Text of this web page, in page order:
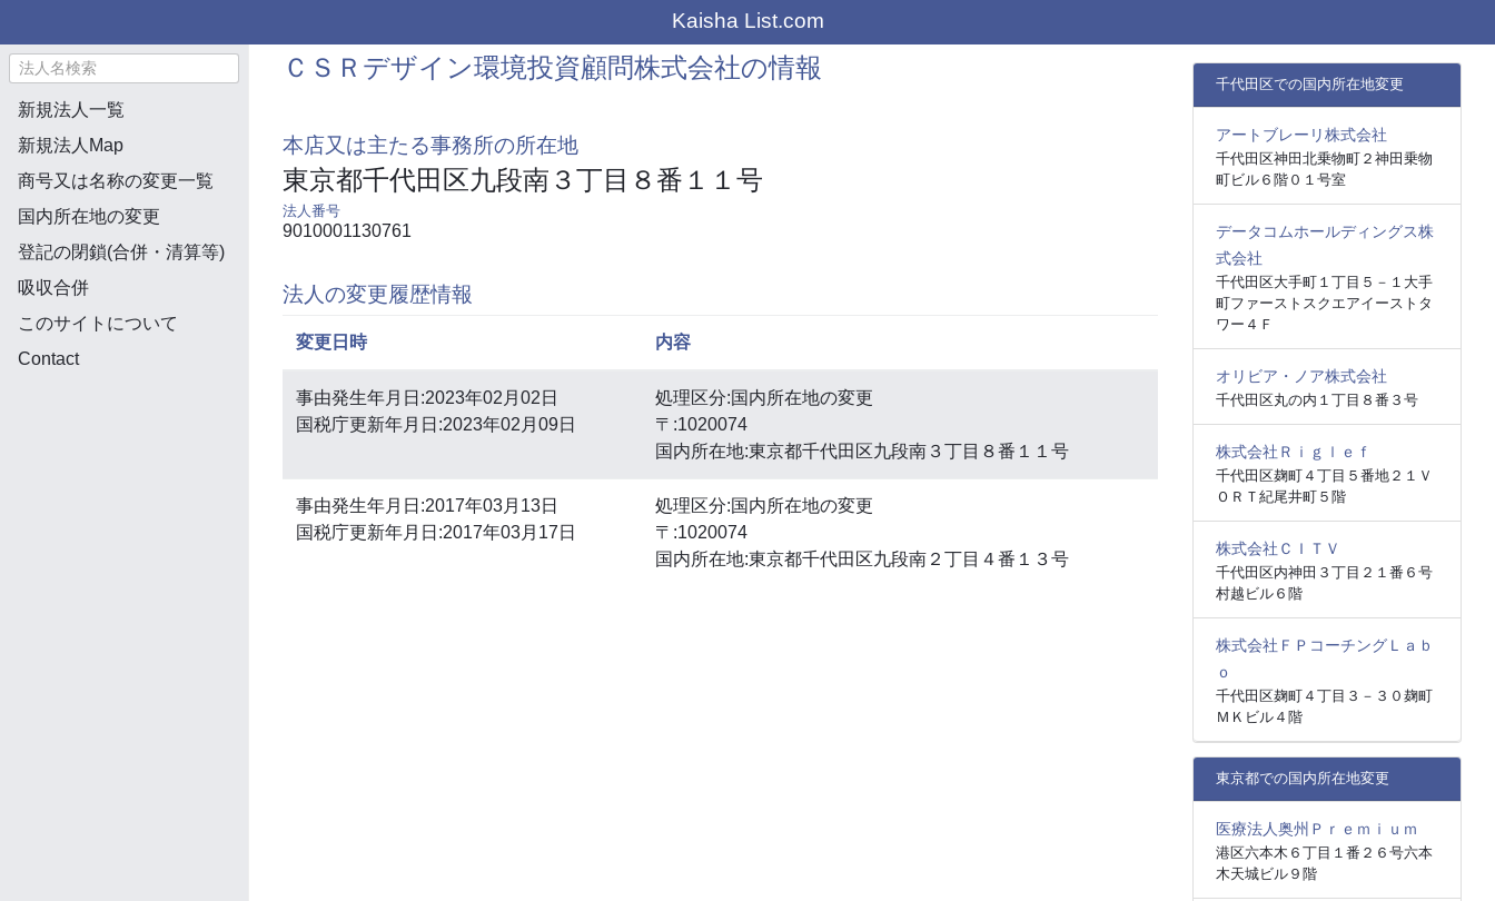
Kaisha List.com
新規法人一覧
新規法人Map
商号又は名称の変更一覧
国内所在地の変更
登記の閉鎖(合併・清算等)
吸収合併
このサイトについて
Contact
ＣＳＲデザイン環境投資顧問株式会社の情報
本店又は主たる事務所の所在地
東京都千代田区九段南３丁目８番１１号
法人番号
9010001130761
法人の変更履歴情報
変更日時 内容
事由発生年月日:2023年02月02日
国税庁更新年月日:2023年02月09日
処理区分:国内所在地の変更
〒:1020074
国内所在地:東京都千代田区九段南３丁目８番１１号
事由発生年月日:2017年03月13日
国税庁更新年月日:2017年03月17日
処理区分:国内所在地の変更
〒:1020074
国内所在地:東京都千代田区九段南２丁目４番１３号
千代田区での国内所在地変更
アートブレーリ株式会社
千代田区神田北乗物町２神田乗物
町ビル６階０１号室
データコムホールディングス株
式会社
千代田区大手町１丁目５－１大手
町ファーストスクエアイーストタ
ワー４Ｆ
オリビア・ノア株式会社
千代田区丸の内１丁目８番３号
株式会社Ｒｉｇｌｅｆ
千代田区麹町４丁目５番地２１Ｖ
ＯＲＴ紀尾井町５階
株式会社ＣＩＴＶ
千代田区内神田３丁目２１番６号
村越ビル６階
株式会社ＦＰコーチングＬａｂ
ｏ
千代田区麹町４丁目３－３０麹町
ＭＫビル４階
東京都での国内所在地変更
医療法人奥州Ｐｒｅｍｉｕｍ
港区六本木６丁目１番２６号六本
木天城ビル９階